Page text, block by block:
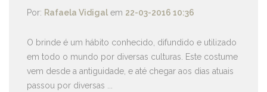
Por: Rafaela Vidigal em 22-03-2016 10:36
O brinde é um hábito conhecido, difundido e utilizado
em todo o mundo por diversas culturas. Este costume
vem desde a antiguidade, e até chegar aos dias atuais
passou por diversas ...